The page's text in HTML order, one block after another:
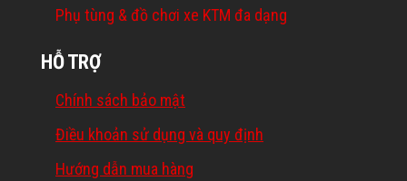
Phụ tùng & đồ chơi xe KTM đa dạng
HỖ TRỢ
Chính sách bảo mật
Điều khoản sử dụng và quy định
Hướng dẫn mua hàng